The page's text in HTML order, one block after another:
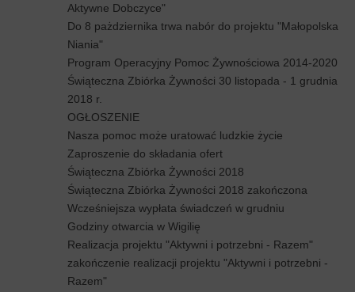
Aktywne Dobczyce"
Do 8 pażdziernika trwa nabór do projektu "Małopolska
Niania"
Program Operacyjny Pomoc Żywnościowa 2014-2020
Świąteczna Zbiórka Żywności 30 listopada - 1 grudnia
2018 r.
OGŁOSZENIE
Nasza pomoc może uratować ludzkie życie
Zaproszenie do składania ofert
Świąteczna Zbiórka Żywności 2018
Świąteczna Zbiórka Żywności 2018 zakończona
Wcześniejsza wypłata świadczeń w grudniu
Godziny otwarcia w Wigilię
Realizacja projektu "Aktywni i potrzebni - Razem"
zakończenie realizacji projektu "Aktywni i potrzebni -
Razem"